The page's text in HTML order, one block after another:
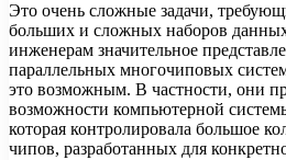
Это очень сложные задачи,
больших и сложных наборов
инженерам значительное
параллельных многочиповых
это возможным. В частности, они
возможности компьютерной
которая контролировала большое
чипов, разработанных для